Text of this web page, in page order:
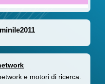
e motori di ricerca.